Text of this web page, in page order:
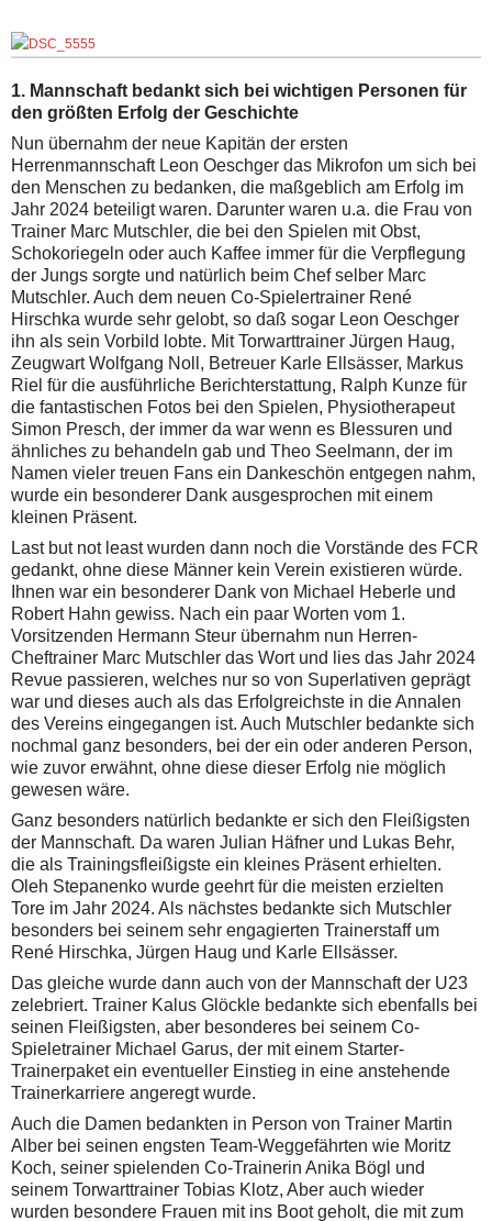
1. Mannschaft bedankt sich bei wichtigen Personen für
den größten Erfolg der Geschichte
Nun übernahm der neue Kapitän der ersten
Herrenmannschaft Leon Oeschger das Mikrofon um sich bei
den Menschen zu bedanken, die maßgeblich am Erfolg im
Jahr 2024 beteiligt waren. Darunter waren u.a. die Frau von
Trainer Marc Mutschler, die bei den Spielen mit Obst,
Schokoriegeln oder auch Kaffee immer für die Verpflegung
der Jungs sorgte und natürlich beim Chef selber Marc
Mutschler. Auch dem neuen Co-Spielertrainer René
Hirschka wurde sehr gelobt, so daß sogar Leon Oeschger
ihn als sein Vorbild lobte. Mit Torwarttrainer Jürgen Haug,
Zeugwart Wolfgang Noll, Betreuer Karle Ellsässer, Markus
Riel für die ausführliche Berichterstattung, Ralph Kunze für
die fantastischen Fotos bei den Spielen, Physiotherapeut
Simon Presch, der immer da war wenn es Blessuren und
ähnliches zu behandeln gab und Theo Seelmann, der im
Namen vieler treuen Fans ein Dankeschön entgegen nahm,
wurde ein besonderer Dank ausgesprochen mit einem
kleinen Präsent.
Last but not least wurden dann noch die Vorstände des FCR
gedankt, ohne diese Männer kein Verein existieren würde.
Ihnen war ein besonderer Dank von Michael Heberle und
Robert Hahn gewiss. Nach ein paar Worten vom 1.
Vorsitzenden Hermann Steur übernahm nun Herren-
Cheftrainer Marc Mutschler das Wort und lies das Jahr 2024
Revue passieren, welches nur so von Superlativen geprägt
war und dieses auch als das Erfolgreichste in die Annalen
des Vereins eingegangen ist. Auch Mutschler bedankte sich
nochmal ganz besonders, bei der ein oder anderen Person,
wie zuvor erwähnt, ohne diese dieser Erfolg nie möglich
gewesen wäre.
Ganz besonders natürlich bedankte er sich den Fleißigsten
der Mannschaft. Da waren Julian Häfner und Lukas Behr,
die als Trainingsfleißigste ein kleines Präsent erhielten.
Oleh Stepanenko wurde geehrt für die meisten erzielten
Tore im Jahr 2024. Als nächstes bedankte sich Mutschler
besonders bei seinem sehr engagierten Trainerstaff um
René Hirschka, Jürgen Haug und Karle Ellsässer.
Das gleiche wurde dann auch von der Mannschaft der U23
zelebriert. Trainer Kalus Glöckle bedankte sich ebenfalls bei
seinen Fleißigsten, aber besonderes bei seinem Co-
Spieletrainer Michael Garus, der mit einem Starter-
Trainerpaket ein eventueller Einstieg in eine anstehende
Trainerkarriere angeregt wurde.
Auch die Damen bedankten in Person von Trainer Martin
Alber bei seinen engsten Team-Weggefährten wie Moritz
Koch, seiner spielenden Co-Trainerin Anika Bögl und
seinem Torwarttrainer Tobias Klotz, Aber auch wieder
wurden besondere Frauen mit ins Boot geholt, die mit zum